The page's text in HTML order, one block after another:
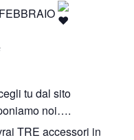
tu dal sito
noi….
TRE accessori in